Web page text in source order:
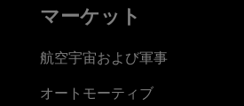
マーケット
航空宇宙および軍事
オートモーティブ